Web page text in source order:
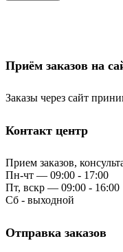
Приём заказов на
Заказы через сайт
Контакт центр
Прием заказов,
Пн-чт — 09:00 - 17:00
Пт, вскр — 09:00 - 16:00
Сб - выходной
Отправка заказов